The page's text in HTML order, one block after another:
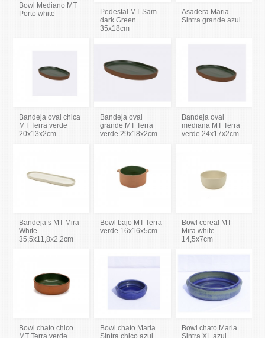
Bowl Mediano MT
Porto white
Pedestal MT Sam
dark Green
35x18cm
Asadera Maria
Sintra grande azul
Bandeja oval chica
MT Terra verde
20x13x2cm
Bandeja oval
grande MT Terra
verde 29x18x2cm
Bandeja oval
mediana MT Terra
verde 24x17x2cm
Bandeja s MT Mira
White
35,5x11,8x2,2cm
Bowl bajo MT Terra
verde 16x16x5cm
Bowl cereal MT
Mira white
14,5x7cm
Bowl chato chico
Bowl chato Maria
Bowl chato Maria